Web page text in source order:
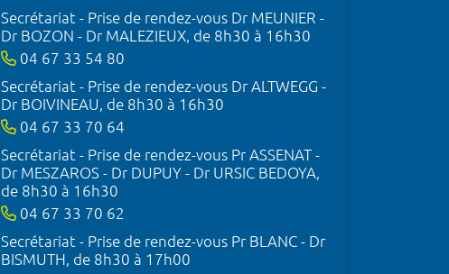
Secrétariat - Prise de rendez-vous Dr MEUNIER -
Dr BOZON - Dr MALEZIEUX, de 8h30 à 16h30
04 67 33 54 80
Secrétariat - Prise de rendez-vous Dr ALTWEGG -
Dr BOIVINEAU, de 8h30 à 16h30
04 67 33 70 64
Secrétariat - Prise de rendez-vous Pr ASSENAT -
Dr MESZAROS - Dr DUPUY - Dr URSIC BEDOYA,
de 8h30 à 16h30
04 67 33 70 62
Secrétariat - Prise de rendez-vous Pr BLANC - Dr
BISMUTH, de 8h30 à 17h00